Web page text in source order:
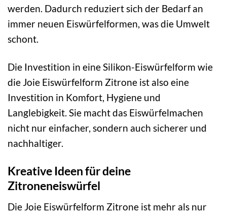
werden. Dadurch reduziert sich der Bedarf an
immer neuen Eiswürfelformen, was die Umwelt
schont.
Die Investition in eine Silikon-Eiswürfelform wie
die Joie Eiswürfelform Zitrone ist also eine
Investition in Komfort, Hygiene und
Langlebigkeit. Sie macht das Eiswürfelmachen
nicht nur einfacher, sondern auch sicherer und
nachhaltiger.
Kreative Ideen für deine
Zitroneneiswürfel
Die Joie Eiswürfelform Zitrone ist mehr als nur